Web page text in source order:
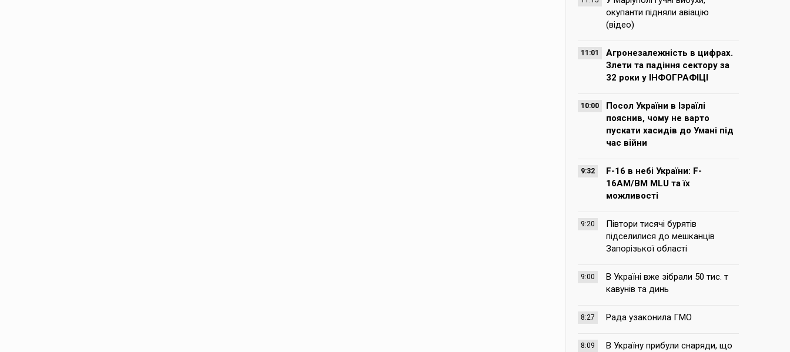
окупанти підняли авіацію
(відео)
11:01
Агронезалежність в цифрах.
Злети та падіння сектору за
32 роки у ІНФОГРАФІЦІ
10:00
Посол України в Ізраїлі
пояснив, чому не варто
пускати хасидів до Умані під
час війни
9:32
F-16 в небі України: F-
16AM/BM MLU та їх
можливості
9:20
Півтори тисячі бурятів
підселилися до мешканців
Запорізької області
9:00
В Україні вже зібрали 50 тис. т
кавунів та динь
8:27 Рада узаконила ГМО
8:09 В Україну прибули снаряди, що